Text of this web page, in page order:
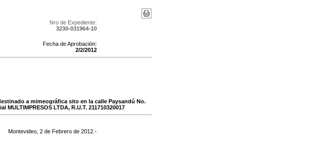
Nro de Expediente:
3230-031964-10
Fecha de Aprobación:
2/2/2012
a mimeográfica sito en la calle Paysandú No.
LTDA, R.U.T. 211710320017
Montevideo, 2 de Febrero de 2012 .-